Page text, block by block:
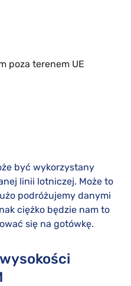
poza terenem UE
być wykorzystany
linii lotniczej. Może to
podróżujemy danymi
ciężko będzie nam to
się na gotówkę.